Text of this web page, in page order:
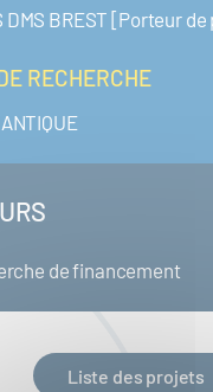
DMS BREST [Porteur
RECHERCHE
de financement
Liste des projets